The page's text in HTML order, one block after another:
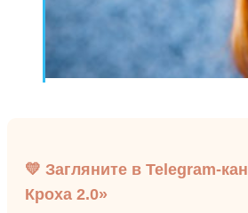
💛 Загляните в Telegram-
Кроха 2.0»